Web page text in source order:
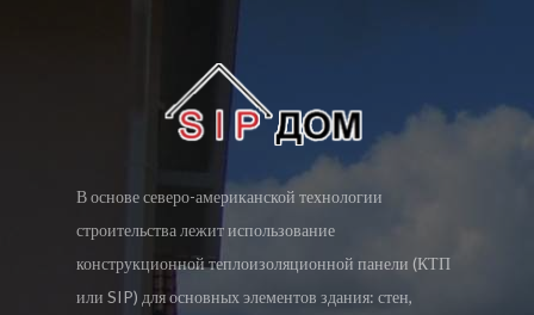
В основе северо-американской технологии
строительства лежит использование
конструкционной теплоизоляционной панели (КТП
или SIP) для основных элементов здания: стен,